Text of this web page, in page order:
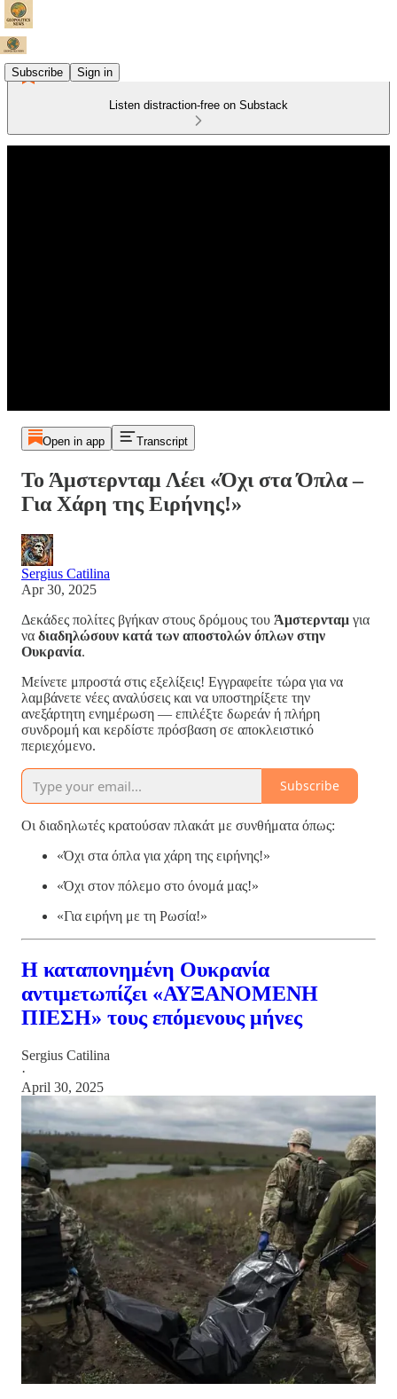
Subscribe Sign in
Listen distraction-free on Substack
Open in app Transcript
Το Άμστερνταμ Λέει «Όχι στα Όπλα –
Για Χάρη της Ειρήνης!»
Sergius Catilina
Apr 30, 2025
Δεκάδες πολίτες βγήκαν στους δρόμους του Άμστερνταμ για
να διαδηλώσουν κατά των αποστολών όπλων στην
Ουκρανία.
Μείνετε μπροστά στις εξελίξεις! Εγγραφείτε τώρα για να
λαμβάνετε νέες αναλύσεις και να υποστηρίξετε την
ανεξάρτητη ενημέρωση — επιλέξτε δωρεάν ή πλήρη
συνδρομή και κερδίστε πρόσβαση σε αποκλειστικό
περιεχόμενο.
Subscribe
Οι διαδηλωτές κρατούσαν πλακάτ με συνθήματα όπως:
«Όχι στα όπλα για χάρη της ειρήνης!»
«Όχι στον πόλεμο στο όνομά μας!»
«Για ειρήνη με τη Ρωσία!»
Η καταπονημένη Ουκρανία
αντιμετωπίζει «ΑΥΞΑΝΟΜΕΝΗ
ΠΙΕΣΗ» τους επόμενους μήνες
Sergius Catilina
·
April 30, 2025